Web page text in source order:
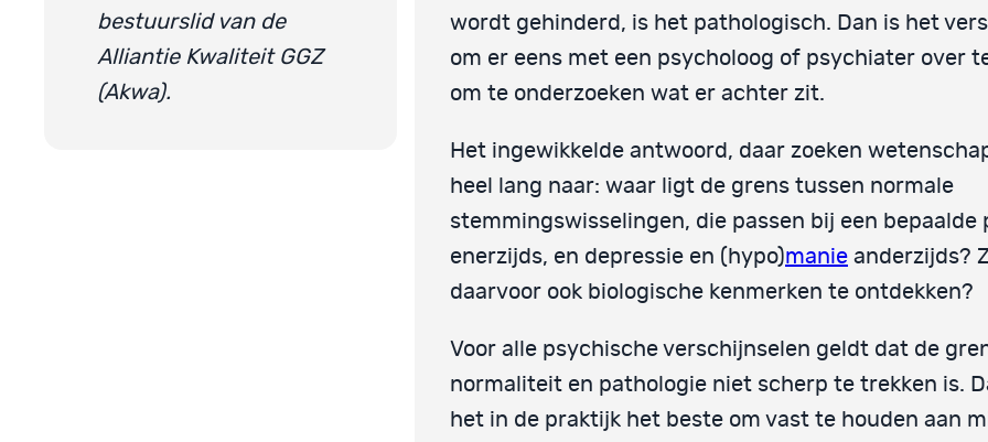
bestuurslid van de
Alliantie Kwaliteit GGZ
(Akwa).
wordt gehinderd, is het pathologisch. Dan is het
om er eens met een psycholoog of psychiater over
om te onderzoeken wat er achter zit.
Het ingewikkelde antwoord, daar zoeken
heel lang naar: waar ligt de grens tussen normale
stemmingswisselingen, die passen bij een bepaalde
enerzijds, en depressie en (hypo)manie anderzijds?
daarvoor ook biologische kenmerken te ontdekken?
Voor alle psychische verschijnselen geldt dat de
normaliteit en pathologie niet scherp te trekken is.
het in de praktijk het beste om vast te houden aan